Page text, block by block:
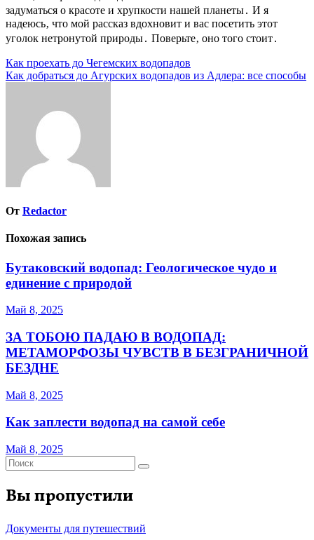
задуматься о красоте и хрупкости нашей планеты․ И я
надеюсь‚ что мой рассказ вдохновит и вас посетить этот
уголок нетронутой природы․ Поверьте‚ оно того стоит․
Навигация
по
Как проехать до Чегемских водопадов
Как добраться до Агурских водопадов из Адлера: все способы
От Redactor
Похожая запись
Бутаковский водопад: Геологическое чудо и
единение с природой
Май 8, 2025
ЗА ТОБОЮ ПАДАЮ В ВОДОПАД:
МЕТАМОРФОЗЫ ЧУВСТВ В БЕЗГРАНИЧНОЙ
БЕЗДНЕ
Май 8, 2025
Как заплести водопад на самой себе
Май 8, 2025
Вы пропустили
Документы для путешествий